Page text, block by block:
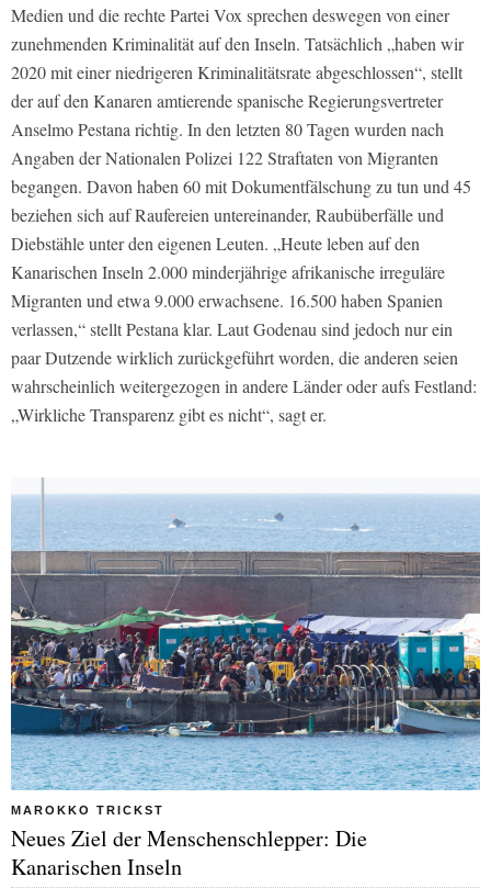
Medien und die rechte Partei Vox sprechen deswegen von einer
zunehmenden Kriminalität auf den Inseln. Tatsächlich „haben wir
2020 mit einer niedrigeren Kriminalitätsrate abgeschlossen“, stellt
der auf den Kanaren amtierende spanische Regierungsvertreter
Anselmo Pestana richtig. In den letzten 80 Tagen wurden nach
Angaben der Nationalen Polizei 122 Straftaten von Migranten
begangen. Davon haben 60 mit Dokumentfälschung zu tun und 45
beziehen sich auf Raufereien untereinander, Raubüberfälle und
Diebstähle unter den eigenen Leuten. „Heute leben auf den
Kanarischen Inseln 2.000 minderjährige afrikanische irreguläre
Migranten und etwa 9.000 erwachsene. 16.500 haben Spanien
verlassen,“ stellt Pestana klar. Laut Godenau sind jedoch nur ein
paar Dutzende wirklich zurückgeführt worden, die anderen seien
wahrscheinlich weitergezogen in andere Länder oder aufs Festland:
„Wirkliche Transparenz gibt es nicht“, sagt er.
MAROKKO TRICKST
Neues Ziel der Menschenschlepper: Die
Kanarischen Inseln